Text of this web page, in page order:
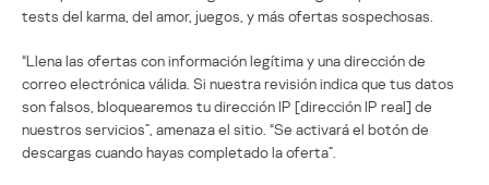
tests del karma, del amor, juegos, y más ofertas sospechosas.
“Llena las ofertas con información legítima y una dirección de
correo electrónica válida. Si nuestra revisión indica que tus datos
son falsos, bloquearemos tu dirección IP [dirección IP real] de
nuestros servicios”, amenaza el sitio. “Se activará el botón de
descargas cuando hayas completado la oferta”.